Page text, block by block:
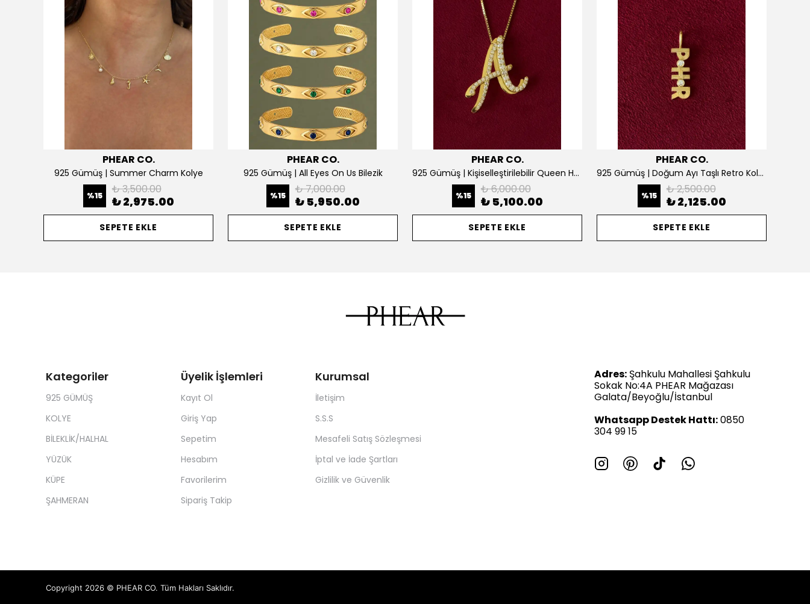
PHEAR CO.
925 Gümüş | Summer Charm Kolye
%15 ₺ 3,500.00
₺ 2,975.00
SEPETE EKLE
PHEAR CO.
925 Gümüş | All Eyes On Us Bilezik
%15 ₺ 7,000.00
₺ 5,950.00
SEPETE EKLE
PHEAR CO.
925 Gümüş | Kişiselleştirilebilir Queen Harf Kolye
%15 ₺ 6,000.00
₺ 5,100.00
SEPETE EKLE
PHEAR CO.
925 Gümüş | Doğum Ayı Taşlı Retro Kolye
%15 ₺ 2,500.00
₺ 2,125.00
SEPETE EKLE
Kategoriler
925 GÜMÜŞ
KOLYE
BİLEKLİK/HALHAL
YÜZÜK
KÜPE
ŞAHMERAN
Üyelik İşlemleri
Kayıt Ol
Giriş Yap
Sepetim
Hesabım
Favorilerim
Sipariş Takip
Kurumsal
İletişim
S.S.S
Mesafeli Satış Sözleşmesi
İptal ve İade Şartları
Gizlilik ve Güvenlik
Adres: Şahkulu Mahallesi Şahkulu
Sokak No:4A PHEAR Mağazası
Galata/Beyoğlu/İstanbul
Whatsapp Destek Hattı:0850
304 99 15
Copyright 2026 © PHEAR CO. Tüm Hakları Saklıdır.